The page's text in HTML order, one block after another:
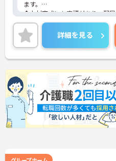
ます。
◆人材育成にも定評があり、配
加え、本部主導の集合研修やeラ
ど、未経験からでも着実にスキル
体制が整っています
◆育児・介護支援制度も充実し
得推進や、学習・健康・食事な
利厚生ポイント付与など、職員
手厚い福利厚生制度を用意してい
詳細を見る